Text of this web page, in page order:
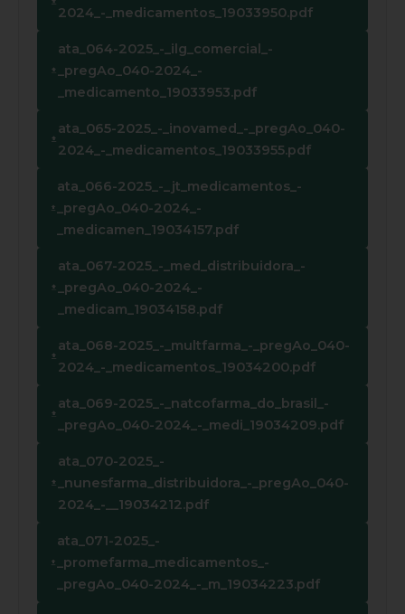
2024_-_medicamentos_19033950.pdf
ata_064-2025_-_ilg_comercial_-
_pregAo_040-2024_-
_medicamento_19033953.pdf
ata_065-2025_-_inovamed_-_pregAo_040-
2024_-_medicamentos_19033955.pdf
ata_066-2025_-_jt_medicamentos_-
_pregAo_040-2024_-
_medicamen_19034157.pdf
ata_067-2025_-_med_distribuidora_-
_pregAo_040-2024_-
_medicam_19034158.pdf
ata_068-2025_-_multfarma_-_pregAo_040-
2024_-_medicamentos_19034200.pdf
ata_069-2025_-_natcofarma_do_brasil_-
_pregAo_040-2024_-_medi_19034209.pdf
ata_070-2025_-
_nunesfarma_distribuidora_-_pregAo_040-
2024_-__19034212.pdf
ata_071-2025_-
_promefarma_medicamentos_-
_pregAo_040-2024_-_m_19034223.pdf